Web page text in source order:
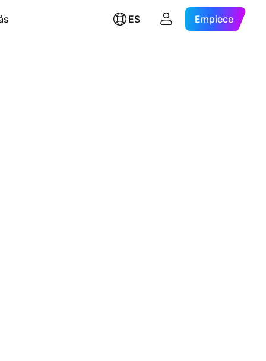
ES Empiece